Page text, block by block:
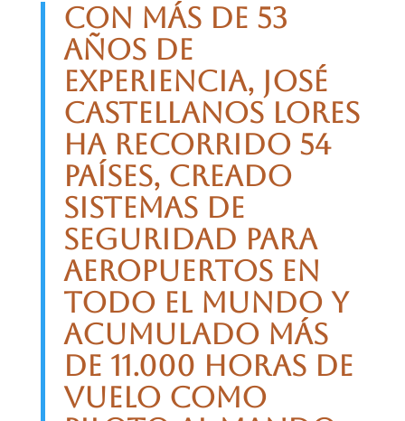
Con más de 53
años de
experiencia, José
Castellanos Lores
ha recorrido 54
países, creado
sistemas de
seguridad para
aeropuertos en
todo el mundo y
acumulado más
de 11.000 horas de
vuelo como